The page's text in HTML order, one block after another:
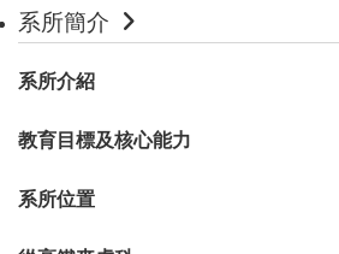
系所簡介
系所介紹
教育目標及核心能力
系所位置